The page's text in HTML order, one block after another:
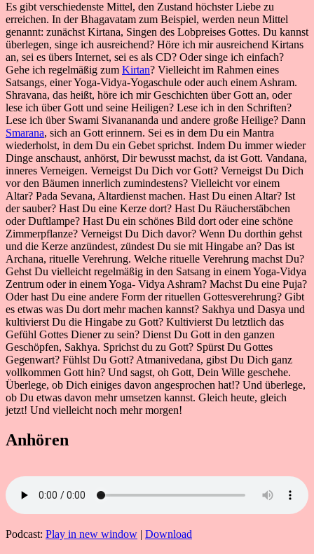
Es gibt verschiedenste Mittel, den Zustand höchster Liebe zu
erreichen. In der Bhagavatam zum Beispiel, werden neun Mittel
genannt: zunächst Kirtana, Singen des Lobpreises Gottes. Du kannst
überlegen, singe ich ausreichend? Höre ich mir ausreichend Kirtans
an, sei es übers Internet, sei es als CD? Oder singe ich einfach?
Gehe ich regelmäßig zum Kirtan? Vielleicht im Rahmen eines
Satsangs, einer Yoga-Vidya-Yogaschule oder auch einem Ashram.
Shravana, das heißt, höre ich mir Geschichten über Gott an, oder
lese ich über Gott und seine Heiligen? Lese ich in den Schriften?
Lese ich über Swami Sivanananda und andere große Heilige? Dann
Smarana, sich an Gott erinnern. Sei es in dem Du ein Mantra
wiederholst, in dem Du ein Gebet sprichst. Indem Du immer wieder
Dinge anschaust, anhörst, Dir bewusst machst, da ist Gott. Vandana,
inneres Verneigen. Verneigst Du Dich vor Gott? Verneigst Du Dich
vor den Bäumen innerlich zumindestens? Vielleicht vor einem
Altar? Pada Sevana, Altardienst machen. Hast Du einen Altar? Ist
der sauber? Hast Du eine Kerze dort? Hast Du Räucherstäbchen
oder Duftlampe? Hast Du ein schönes Bild dort oder eine schöne
Zimmerpflanze? Verneigst Du Dich davor? Wenn Du dorthin gehst
und die Kerze anzündest, zündest Du sie mit Hingabe an? Das ist
Archana, rituelle Verehrung. Welche rituelle Verehrung machst Du?
Gehst Du vielleicht regelmäßig in den Satsang in einem Yoga-Vidya
Zentrum oder in einem Yoga- Vidya Ashram? Machst Du eine Puja?
Oder hast Du eine andere Form der rituellen Gottesverehrung? Gibt
es etwas was Du dort mehr machen kannst? Sakhya und Dasya und
kultivierst Du die Hingabe zu Gott? Kultivierst Du letztlich das
Gefühl Gottes Diener zu sein? Dienst Du Gott in den ganzen
Geschöpfen, Sakhya. Sprichst du zu Gott? Spürst Du Gottes
Gegenwart? Fühlst Du Gott? Atmanivedana, gibst Du Dich ganz
vollkommen Gott hin? Und sagst, oh Gott, Dein Wille geschehe.
Überlege, ob Dich einiges davon angesprochen hat!? Und überlege,
ob Du etwas davon mehr umsetzen kannst. Gleich heute, gleich
jetzt! Und vielleicht noch mehr morgen!
Anhören
Podcast: Play in new window | Download